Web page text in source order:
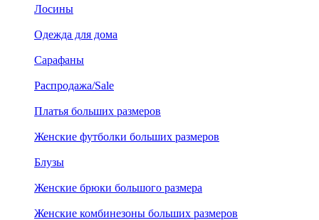
Лосины
Одежда для дома
Сарафаны
Распродажа/Sale
Платья больших размеров
Женские футболки больших размеров
Блузы
Женские брюки большого размера
Женские комбинезоны больших размеров